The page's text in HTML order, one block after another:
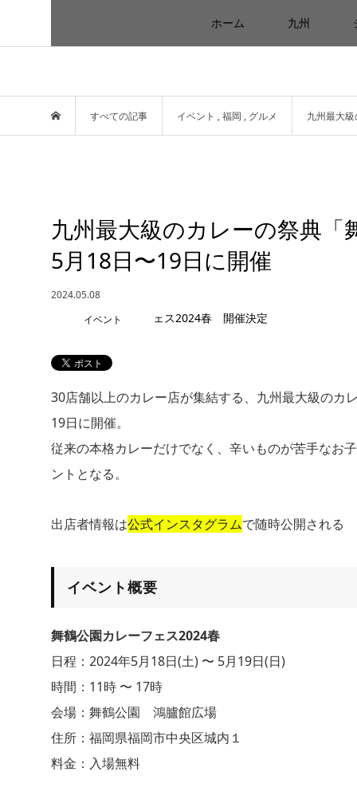
ホーム 九州
すべての記事 イベント ,福岡 , グルメ 九州最大
九州最大級のカレーの祭典
5月18日〜19日に開催
2024.05.08
イベント
30店舗以上のカレー店が集結する、九州最大級のカ
19日に開催。
従来の本格カレーだけでなく、辛いものが苦手なお
ントとなる。
出店者情報は公式インスタグラムで随時公開される
イベント概要
舞鶴公園カレーフェス2024春
日程：2024年5月18日(土) 〜 5月19日(日)
時間：11時 〜 17時
会場：舞鶴公園 鴻臚館広場
住所：福岡県福岡市中央区城内１
料金：入場無料